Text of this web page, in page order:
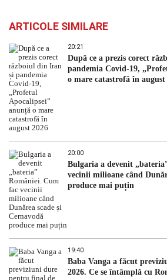
ARTICOLE SIMILARE
20:21
După ce a prezis corect
pandemia Covid-19,
o mare catastrofă în august
20:00
Bulgaria a devenit
vecinii milioane când
produce mai puțin
19:40
Baba Vanga a făcut
2026. Ce se întâmplă cu